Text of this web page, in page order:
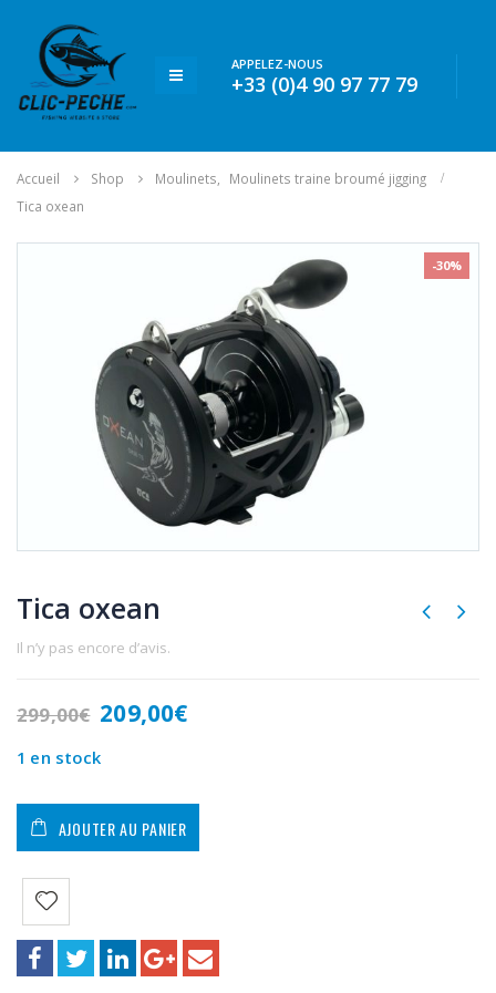
APPELEZ-NOUS
+33 (0)4 90 97 77 79
Accueil Shop Moulinets
Moulinets traine broumé jigging
Tica oxean
-30%
Tica oxean
Il n’y pas encore d’avis.
299,00€ Le
prix
initial
299,00€.
209,00€Le
209,00€.
1 en stock
AJOUTER AU PANIER